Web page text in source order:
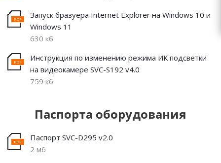
Запуск бразуера Internet Explorer на Windows 10 и
Windows 11
630 кб
Инструкция по изменению режима ИК подсветки
на видеокамере SVC-S192 v4.0
759 кб
Паспорта оборудования
Паспорт SVC-D295 v2.0
2 мб